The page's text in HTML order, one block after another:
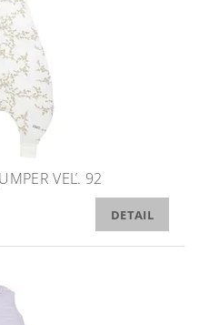
VEĽ. 92
DETAIL